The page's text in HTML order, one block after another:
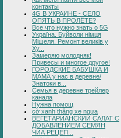
контакты
4G В УКРАИНЕ - СЕЛО
ОПЯТЬ В ПРОЛЁТЕ?
Все что нужно знать о 5G
Україна. Буйволи німця
Мішеля. Ремонт великів у
Ху...
Замеряю молодняк!
Привесы и многое другое!
ГОРОДСКИЕ БАБУШКА И
МАМА у нас в деревне/
Знатоки в...
Семья в деревне трейлер
канала
Нужна помощ
cờ xanh thắng xe ngựa
ВЕГЕТАРИАНСКИЙ САЛАТ С
ДОБАВЛЕНИЕМ СЕМЯН
ЧИА РЕЦЕП...